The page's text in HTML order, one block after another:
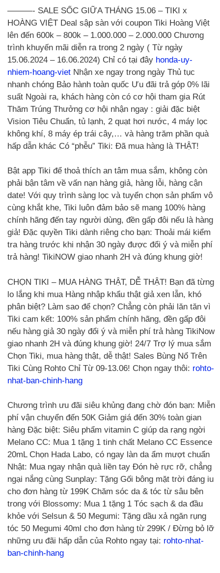
———- SALE SỐC GIỮA THÁNG 15.06 – TIKI x
HOÀNG VIỆT Deal sập sàn với coupon Tiki Hoàng Việt
lên đến 600k – 800k – 1.000.000 – 2.000.000 Chương
trình khuyến mãi diễn ra trong 2 ngày ( Từ ngày
15.06.2024 – 16.06.2024) Chỉ có tại đây honda-uy-
nhiem-hoang-viet Nhận xe ngay trong ngày Thủ tục
nhanh chóng Bảo hành toàn quốc Ưu đãi trả góp 0% lãi
suất Ngoài ra, khách hàng còn có cơ hội tham gia Rút
Thăm Trúng Thưởng cơ hội nhận ngay : giải đặc biệt
Vision Tiêu Chuẩn, tủ lạnh, 2 quạt hơi nước, 4 máy lọc
không khí, 8 máy ép trái cây,… và hàng trăm phần quà
hấp dẫn khác Có “phễu” Tiki: Đã mua hàng là THẬT!
Bật app Tiki để thoả thích an tâm mua sắm, không còn
phải bận tâm về vấn nạn hàng giả, hàng lỗi, hàng cận
date! Với quy trình sàng lọc và tuyển chọn sản phẩm vô
cùng khắt khe, Tiki luôn đảm bảo sẽ mang 100% hàng
chính hãng đến tay người dùng, đền gấp đôi nếu là hàng
giả! Đặc quyền Tiki dành riêng cho bạn: Thoải mái kiểm
tra hàng trước khi nhận 30 ngày được đổi ý và miễn phí
trả hàng! TikiNOW giao nhanh 2H và đúng khung giờ!
CHỌN TIKI – MUA HÀNG THẬT, DỄ THẬT! Bạn đã từng
lo lắng khi mua Hàng nhập khẩu thật giả xen lẫn, khó
phân biệt? Làm sao để chọn? Chẳng còn phải lăn tăn vì
Tiki cam kết: 100% sản phẩm chính hãng, đền gấp đôi
nếu hàng giả 30 ngày đổi ý và miễn phí trả hàng TikiNow
giao nhanh 2H và đúng khung giờ! 24/7 Trợ lý mua sắm
Chọn Tiki, mua hàng thật, dễ thật! Sales Bùng Nổ Trên
Tiki Cùng Rohto Chỉ Từ 09-13.06! Chọn ngay thôi: rohto-
nhat-ban-chinh-hang
Chương trình ưu đãi siêu khủng đang chờ đón bạn: Miễn
phí vận chuyển đến 50K Giảm giá đến 30% toàn gian
hàng Đặc biệt: Siêu phẩm vitamin C giúp da rạng ngời
Melano CC: Mua 1 tặng 1 tinh chất Melano CC Essence
20mL Chọn Hada Labo, có ngay làn da ẩm mượt chuẩn
Nhật: Mua ngay nhận quà liền tay Đón hè rực rỡ, chẳng
ngại nắng cùng Sunplay: Tặng Gối bông mặt trời đáng iu
cho đơn hàng từ 199K Chăm sóc da & tóc từ sâu bên
trong với Blossomy: Mua 1 tặng 1 Tóc sạch & da đầu
khỏe với Selsun & 50 Megumi: Tặng dầu xả ngăn rụng
tóc 50 Megumi 40ml cho đơn hàng từ 299K / Đừng bỏ lỡ
những ưu đãi hấp dẫn của Rohto ngay tại: rohto-nhat-
ban-chinh-hang